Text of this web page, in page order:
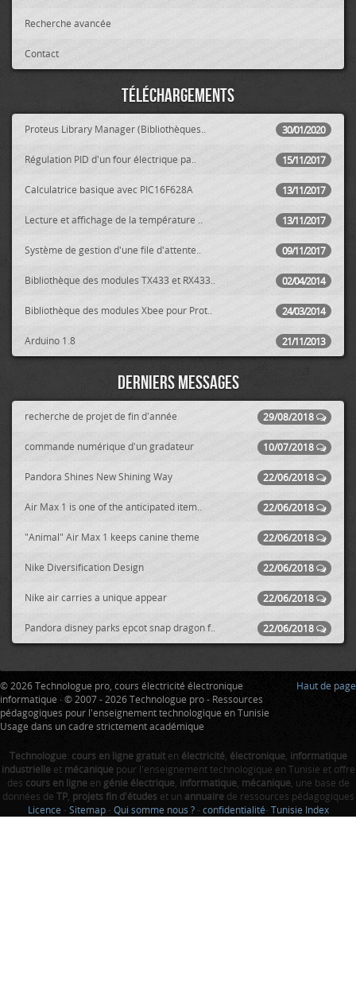
Recherche avancée
Contact
Téléchargements
30/01/2020
Proteus Library Manager (Bibliothèques..
15/11/2017
Régulation PID d'un four électrique pa..
13/11/2017
Calculatrice basique avec PIC16F628A
13/11/2017
Lecture et affichage de la température ..
09/11/2017
Système de gestion d'une file d'attente..
02/04/2014
Bibliothèque des modules TX433 et RX433..
24/03/2014
Bibliothèque des modules Xbee pour Prot..
21/11/2013
Arduino 1.8
Derniers messages
29/08/2018
recherche de projet de fin d'année
10/07/2018
commande numérique d'un gradateur
22/06/2018
Pandora Shines New Shining Way
22/06/2018
Air Max 1 is one of the anticipated item..
22/06/2018
"Animal" Air Max 1 keeps canine theme
22/06/2018
Nike Diversification Design
22/06/2018
Nike air carries a unique appear
22/06/2018
Pandora disney parks epcot snap dragon f..
Haut de page
© 2026 Technologue pro, cours électricité électronique
informatique · © 2007 - 2026 Technologue pro - Ressources
pédagogiques pour l'enseignement technologique en Tunisie
Usage dans un cadre strictement académique
Technologue: cours en ligne gratuiten électricité, électronique, informatique
industrielleet mécaniquepour l'enseignement technologique en Tunisie et offre
des cours en ligneen génie électrique, informatique, mécanique, une base de
données de TP, projets fin d'étudeset un annuairede ressources pédagogiques
Licence - Sitemap - Qui somme nous ? - confidentialité- Tunisie Index